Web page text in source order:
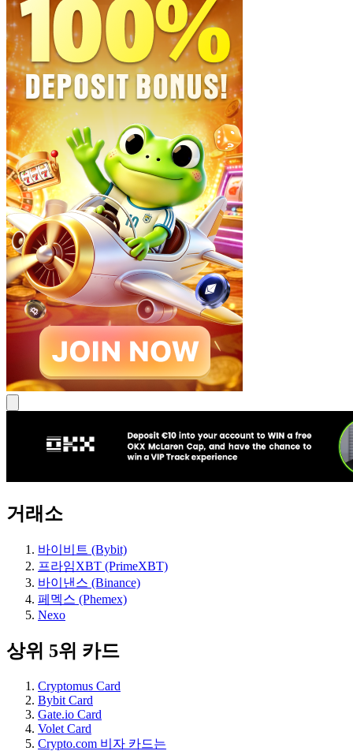
거래소
바이비트 (Bybit)
프라임XBT (PrimeXBT)
바이낸스 (Binance)
페멕스 (Phemex)
Nexo
상위 5위 카드
Cryptomus Card
Bybit Card
Gate.io Card
Volet Card
Crypto.com 비자 카드는